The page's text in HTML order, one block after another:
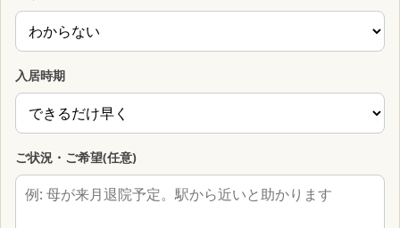
入居時期
ご状況・ご希望(任意)